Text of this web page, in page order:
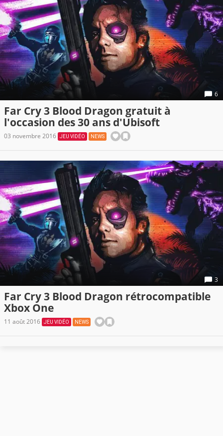
6
Far Cry 3 Blood Dragon gratuit à
l'occasion des 30 ans d'Ubisoft
03 novembre 2016 JEU VIDÉO NEWS
3
Far Cry 3 Blood Dragon rétrocompatible
Xbox One
11 août 2016 JEU VIDÉO NEWS